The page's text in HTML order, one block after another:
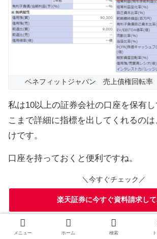
ベネフィットジャパン 売上債権回転率
私は10以上の証券会社の口座を保有し
こまで詳細に指標を出してくれるのは
けです。
口座を持っておくと便利ですね。
＼今すぐチェック／
楽天証券に今すぐ資料請求し
キャッシュフロー計算書を分かりやす
メニュー ホーム 検索